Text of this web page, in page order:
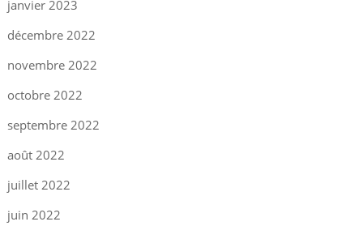
janvier 2023
décembre 2022
novembre 2022
octobre 2022
septembre 2022
août 2022
juillet 2022
juin 2022